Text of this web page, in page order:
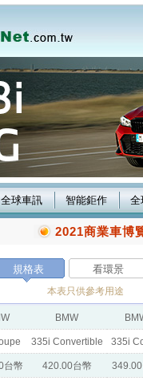
全球車訊 智能鉅作 全
2021商業車博
規格表 看環景
本表只供參考用途
BMW
335i Convertible 335i
台幣 420.00台幣